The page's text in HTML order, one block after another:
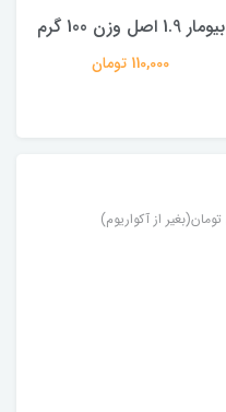
بیومار 1.9 اصل وزن 100 گرم
110,000 تومان